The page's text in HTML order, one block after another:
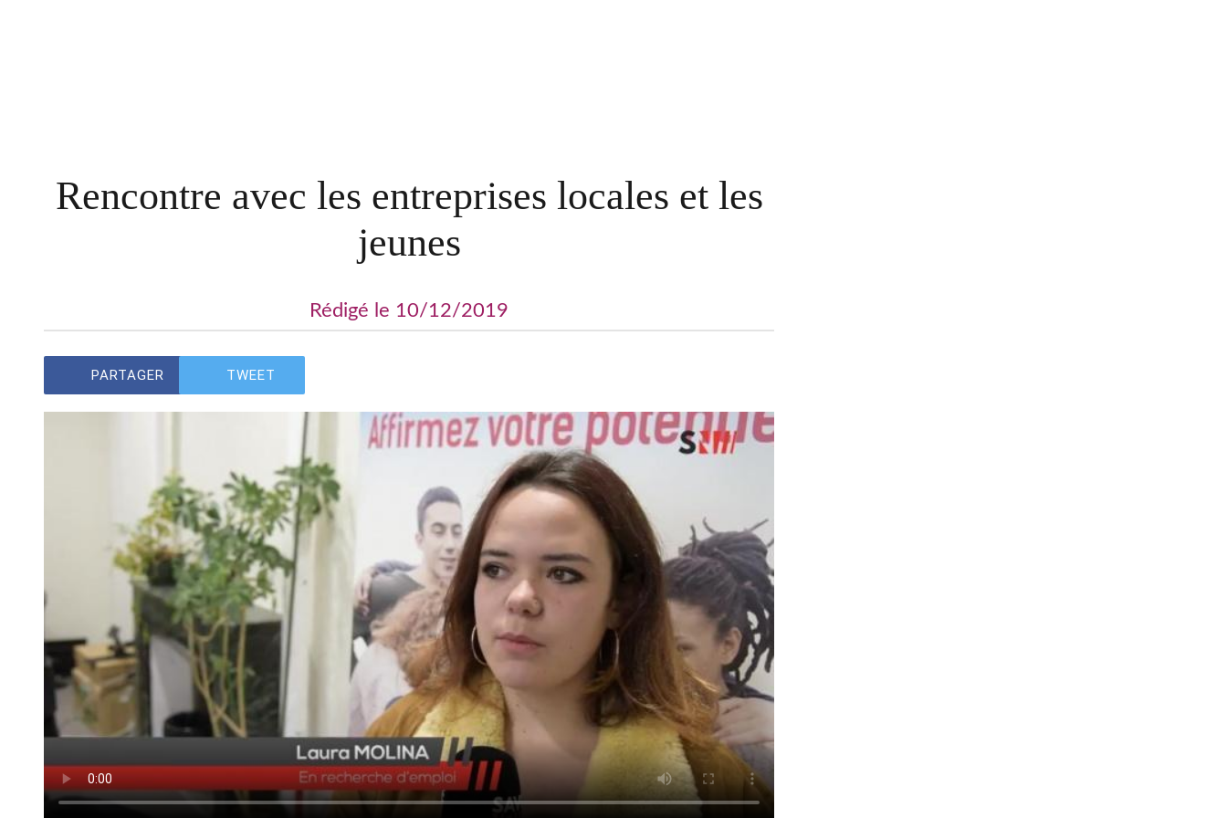
Rencontre avec les entreprises locales et les
jeunes
Rédigé le 10/12/2019
PARTAGER TWEET